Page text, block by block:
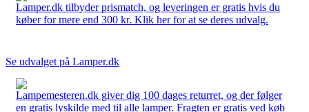
Lamper.dk tilbyder prismatch, og leveringen er gratis hvis du
køber for mere end 300 kr. Klik her for at se deres udvalg.
Se udvalget på Lamper.dk
Lampemesteren.dk giver dig 100 dages returret, og der følger
en gratis lyskilde med til alle lamper. Fragten er gratis ved køb